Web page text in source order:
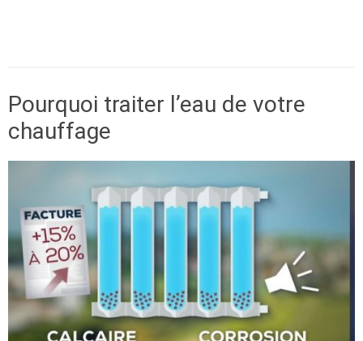
Pourquoi traiter l’eau de votre
chauffage